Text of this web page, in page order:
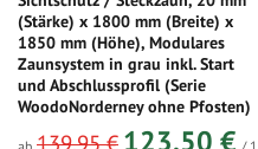
(Stärke) x 1800 mm (Breite) x
1850 mm (Höhe), Modulares
Zaunsystem in grau inkl. Start
und Abschlussprofil (Serie
WoodoNorderney ohne Pfosten)
139,95 € 123,50 €